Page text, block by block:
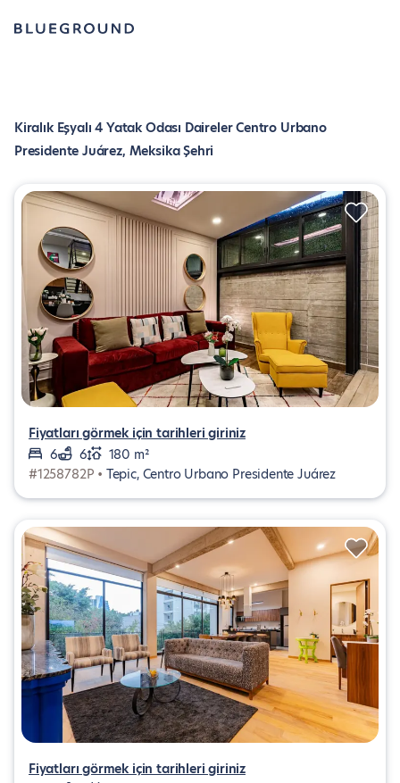
Kiralık Eşyalı 4 Yatak Odası Daireler Centro Urbano
Presidente Juárez, Meksika Şehri
Fiyatları görmek için tarihleri giriniz
6
6
180 m²
#1258782P • Tepic, Centro Urbano Presidente Juárez
Fiyatları görmek için tarihleri giriniz